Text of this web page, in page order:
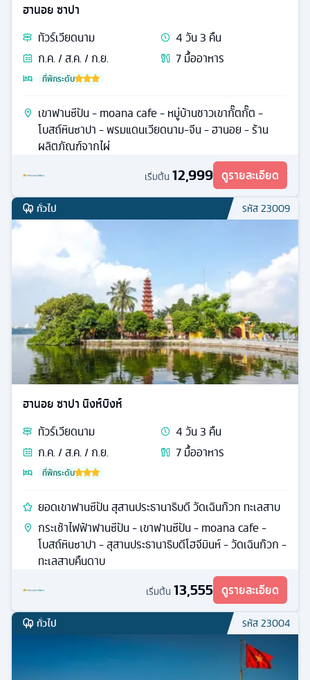
ฮานอย ซาปา
ทัวร์เวียดนาม 4วัน3 คืน
ก.ค. / ส.ค. / ก.ย.
7มื้ออาหาร
ที่พักระดับ
เขาฟานซีปัน - moana cafe - หมู่บ้านชาวเขากั๊ตกั๊ต -
โบสถ์หินซาปา - พรมแดนเวียดนาม-จีน - ฮานอย - ร้าน
ผลิตภัณฑ์จากไผ่
เริ่มต้น 12,999 ดูรายละเอียด
ทั่วไป รหัส23009
ฮานอย ซาปา นิงห์บิงห์
ทัวร์เวียดนาม 4วัน3 คืน
ก.ค. / ส.ค. / ก.ย.
7มื้ออาหาร
ที่พักระดับ
ยอดเขาฟานซีปัน สุสานประธานาธิบดี วัดเฉินก๊วก ทะเลสาบ
กระเช้าไฟฟ้าฟานซีปัน - เขาฟานซีปัน - moana cafe -
โบสถ์หินซาปา - สุสานประธานาธิบดีโฮจีมินห์ - วัดเฉินก๊วก -
ทะเลสาบคืนดาบ
เริ่มต้น 13,555 ดูรายละเอียด
ทั่วไป รหัส23004